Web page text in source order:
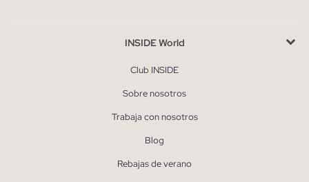
INSIDE World
Club INSIDE
Sobre nosotros
Trabaja con nosotros
Blog
Rebajas de verano